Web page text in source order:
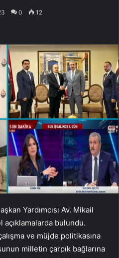
0 12
Yardımcısı Av. Mikail
açıklamalarda bulundu.
ve müjde politikasına
milletin çarpık bağlarına